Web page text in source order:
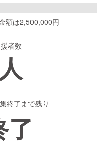
ケア
額は2,500,000円
者数
人
終了まで残り
了